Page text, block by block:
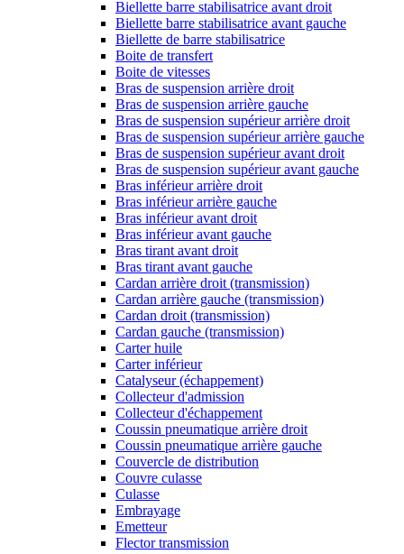
Biellette barre stabilisatrice avant droit
Biellette barre stabilisatrice avant gauche
Biellette de barre stabilisatrice
Boite de transfert
Boite de vitesses
Bras de suspension arrière droit
Bras de suspension arrière gauche
Bras de suspension supérieur arrière droit
Bras de suspension supérieur arrière gauche
Bras de suspension supérieur avant droit
Bras de suspension supérieur avant gauche
Bras inférieur arrière droit
Bras inférieur arrière gauche
Bras inférieur avant droit
Bras inférieur avant gauche
Bras tirant avant droit
Bras tirant avant gauche
Cardan arrière droit (transmission)
Cardan arrière gauche (transmission)
Cardan droit (transmission)
Cardan gauche (transmission)
Carter huile
Carter inférieur
Catalyseur (échappement)
Collecteur d'admission
Collecteur d'échappement
Coussin pneumatique arrière droit
Coussin pneumatique arrière gauche
Couvercle de distribution
Couvre culasse
Culasse
Embrayage
Emetteur
Flector transmission